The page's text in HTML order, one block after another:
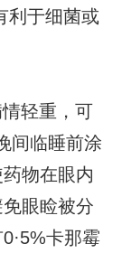
利于细菌或
轻重，可
间临睡前涂
物在眼内
眼睑被分
卡那霉